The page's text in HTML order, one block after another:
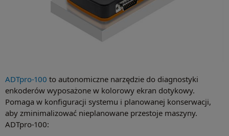
ADTpro-100 to autonomiczne narzędzie do diagnostyki
enkoderów wyposażone w kolorowy ekran dotykowy.
Pomaga w konfiguracji systemu i planowanej konserwacji,
aby zminimalizować nieplanowane przestoje maszyny.
ADTpro-100: